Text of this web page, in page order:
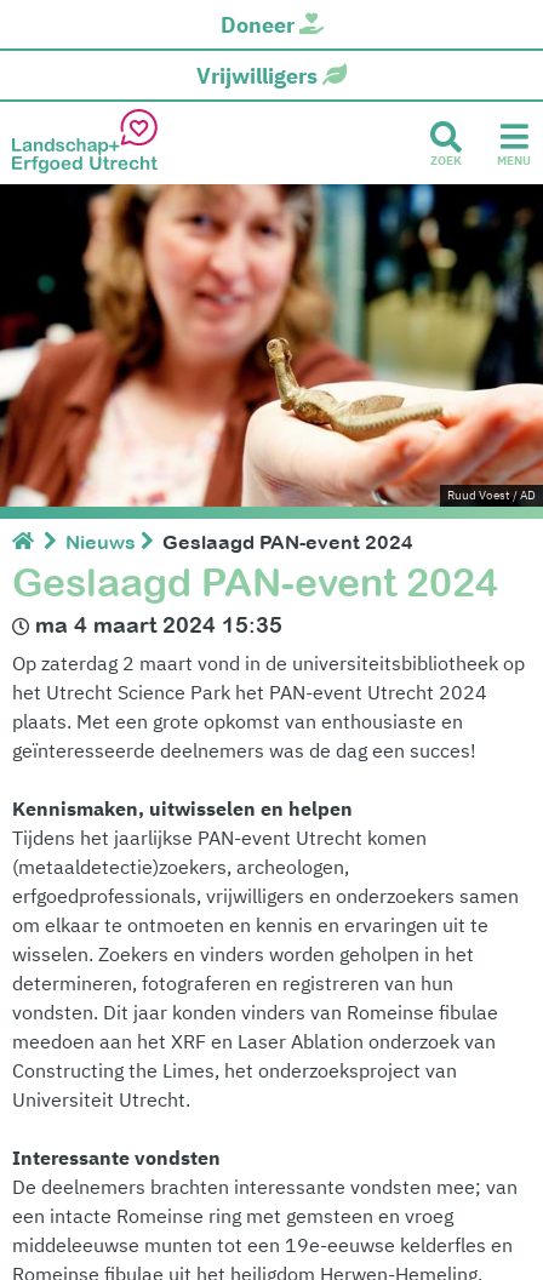
Doneer
Vrijwilligers
ZOEK MENU
Ruud Voest / AD
Nieuws Geslaagd PAN-event 2024
Geslaagd PAN-event 2024
ma 4 maart 2024 15:35
Op zaterdag 2 maart vond in de universiteitsbibliotheek op
het Utrecht Science Park het PAN-event Utrecht 2024
plaats. Met een grote opkomst van enthousiaste en
geïnteresseerde deelnemers was de dag een succes!
Kennismaken, uitwisselen en helpen
Tijdens het jaarlijkse PAN-event Utrecht komen
(metaaldetectie)zoekers, archeologen,
erfgoedprofessionals, vrijwilligers en onderzoekers samen
om elkaar te ontmoeten en kennis en ervaringen uit te
wisselen. Zoekers en vinders worden geholpen in het
determineren, fotograferen en registreren van hun
vondsten. Dit jaar konden vinders van Romeinse fibulae
meedoen aan het XRF en Laser Ablation onderzoek van
Constructing the Limes, het onderzoeksproject van
Universiteit Utrecht.
Interessante vondsten
De deelnemers brachten interessante vondsten mee; van
een intacte Romeinse ring met gemsteen en vroeg
middeleeuwse munten tot een 19e-eeuwse kelderfles en
Romeinse fibulae uit het heiligdom Herwen-Hemeling.